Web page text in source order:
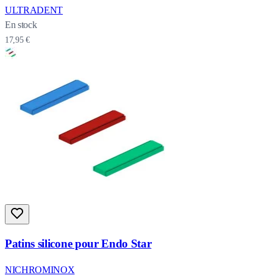
ULTRADENT
En stock
17,95 €
Patins silicone pour Endo Star
NICHROMINOX